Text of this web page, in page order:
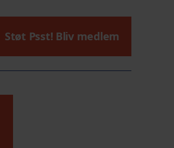
Støt Psst! Bliv medlem